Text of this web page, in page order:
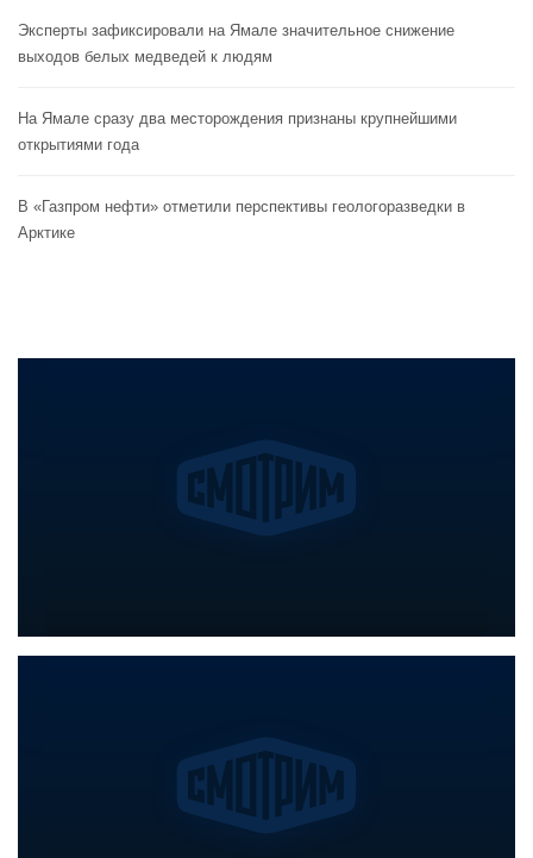
Эксперты зафиксировали на Ямале значительное снижение
выходов белых медведей к людям
На Ямале сразу два месторождения признаны крупнейшими
открытиями года
В «Газпром нефти» отметили перспективы геологоразведки в
Арктике